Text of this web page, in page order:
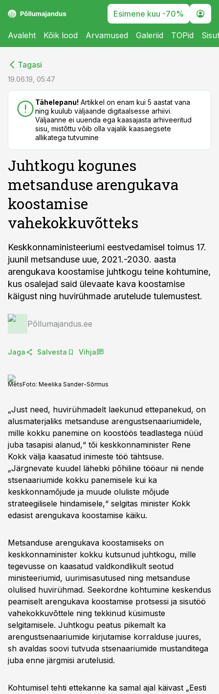
Esimene kuu -70%
Avaleht Kõik lood Arvamused Galeriid TOPid
Tagasi
19.06.19, 05:47
Tähelepanu! Artikkel on enam kui 5 aastat vana
ning kuulub väljaande digitaalsesse arhiivi.
Väljaanne ei uuenda ega kaasajasta arhiveeritud
sisu, mistõttu võib olla vajalik kaasaegsete
allikatega tutvumine
Juhtkogu kogunes
metsanduse arengukava
koostamise
vahekokkuvõtteks
Keskkonnaministeeriumi eestvedamisel toimus 17.
juunil metsanduse uue, 2021.-2030. aasta
arengukava koostamise juhtkogu teine kohtumine,
kus osalejad said ülevaate kava koostamise
käigust ning huvirühmade arutelude tulemustest.
Põllumajandus.ee
Jaga Salvesta Vihja
MetsFoto: Meelika Sander-Sõrmus
„Just need, huvirühmadelt laekunud ettepanekud, on
alusmaterjaliks metsanduse arengustsenaariumidele,
mille kokku panemine on koostöös teadlastega nüüd
juba tasapisi alanud,“ tõi keskkonnaminister Rene
Kokk välja kaasatud inimeste töö tähtsuse.
„Järgnevate kuudel lähebki põhiline tööaur nii nende
stsenaariumide kokku panemisele kui ka
keskkonnamõjude ja muude oluliste mõjude
strateegilisele hindamisele,“ selgitas minister Kokk
edasist arengukava koostamise käiku.
Metsanduse arengukava koostamiseks on
keskkonnaminister kokku kutsunud juhtkogu, mille
tegevusse on kaasatud valdkondlikult seotud
ministeeriumid, uurimisasutused ning metsanduse
olulised huvirühmad. Seekordne kohtumine keskendus
peamiselt arengukava koostamise protsessi ja sisutöö
vahekokkuvõttele ning tekkinud küsimuste
selgitamisele. Juhtkogu peatus pikemalt ka
arengustsenaariumide kirjutamise korralduse juures,
sh avaldas soovi tutvuda stsenaariumide mustanditega
juba enne järgmisi arutelusid.
Kohtumisel tehti ettekanne ka samal ajal käivast „Eesti